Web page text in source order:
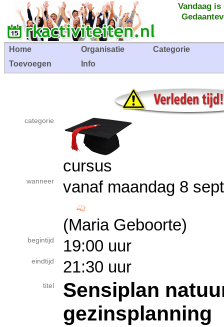
Vandaag
Home Organisatie
Categorie
Toevoegen
Info
categorie
cursus
wanneer vanaf maandag 8
(Maria Geboorte)
begintijd 19:00 uur
eindtijd 21:30 uur
titel
Sensiplan
gezinsplanning